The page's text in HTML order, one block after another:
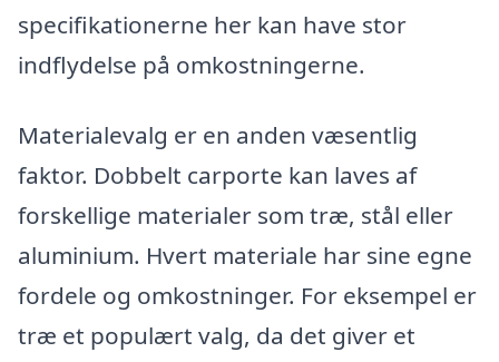
specifikationerne her kan have stor
indflydelse på omkostningerne.
Materialevalg er en anden væsentlig
faktor. Dobbelt carporte kan laves af
forskellige materialer som træ, stål eller
aluminium. Hvert materiale har sine egne
fordele og omkostninger. For eksempel er
træ et populært valg, da det giver et